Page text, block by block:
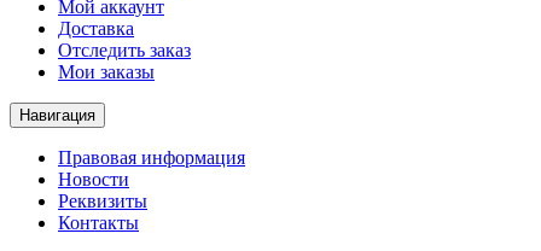
Мой аккаунт
Доставка
Отследить заказ
Мои заказы
Навигация
Правовая информация
Новости
Реквизиты
Контакты